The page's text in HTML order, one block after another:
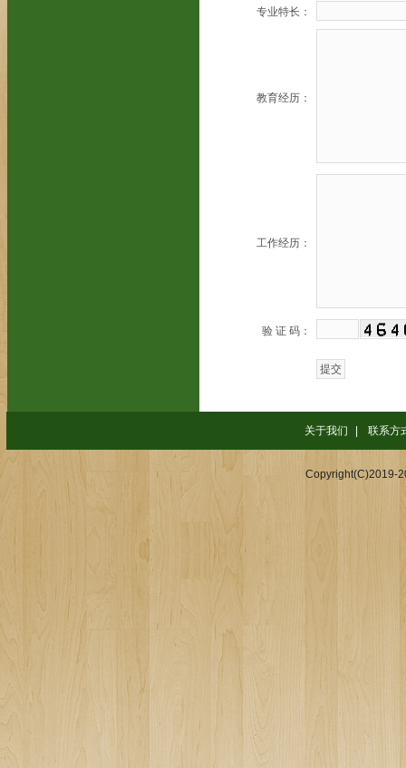
专业特长：
教育经历：
工作经历：
验 证 码：
Copyright(C)2019-
关于我们 联系方